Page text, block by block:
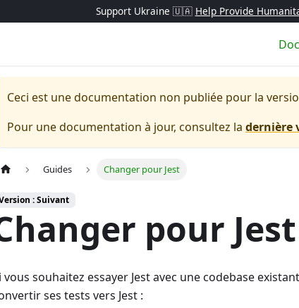
Support Ukraine 🇺🇦 Help Provide
Ceci est une documentation non publiée pour la
Pour une documentation à jour, consultez la dernière
Guides Changer pour Jest
: Suivant
pour Jest
vous souhaitez essayer Jest avec une codebase
ses tests vers Jest :